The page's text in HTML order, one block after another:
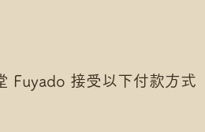
Fuyado 接受以下付款方式